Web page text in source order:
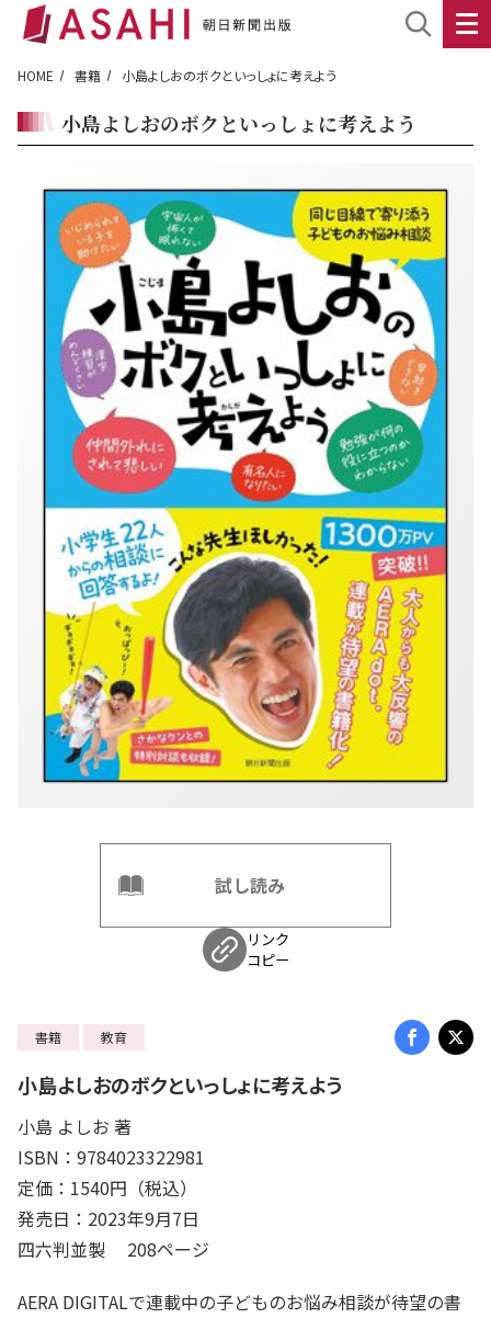
HOME 書籍 小島よしおのボクといっしょに考えよう
小島よしおのボクといっしょに考えよう
試し読み
リンク
コピー
書籍 教育
小島よしおのボクといっしょに考えよう
小島 よしお 著
ISBN：9784023322981
定価：1540円（税込）
発売日：2023年9月7日
四六判並製 208ページ
AERA DIGITALで連載中の子どものお悩み相談が待望の書